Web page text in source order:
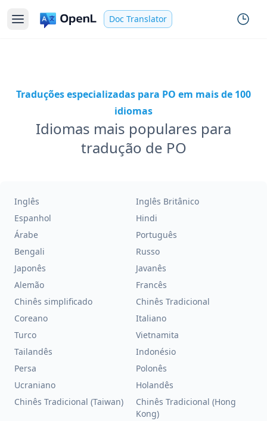
Doc Translator
Traduções especializadas para PO em mais de 100
idiomas
Idiomas mais populares para
tradução de PO
Inglês
Inglês Britânico
Espanhol
Hindi
Árabe
Português
Bengali
Russo
Japonês
Javanês
Alemão
Francês
Chinês simplificado
Chinês Tradicional
Coreano
Italiano
Turco
Vietnamita
Tailandês
Indonésio
Persa
Polonês
Ucraniano
Holandês
Chinês Tradicional (Taiwan)
Chinês Tradicional (Hong
Kong)